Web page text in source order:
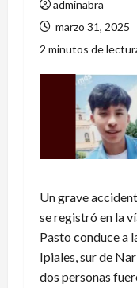
adminabra
marzo 31, 2025
2 minutos de
Un grave
se registró en la
Pasto conduce a
Ipiales, sur de
dos personas